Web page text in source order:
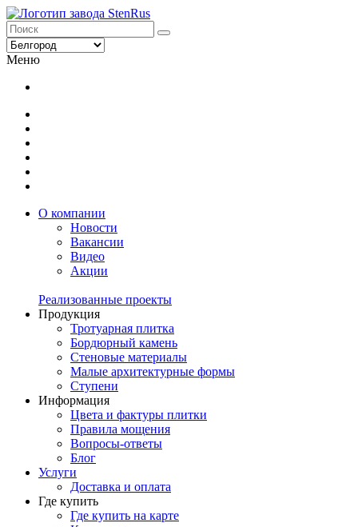
Меню
О компании
Новости
Вакансии
Видео
Акции
Реализованные проекты
Продукция
Тротуарная плитка
Бордюрный камень
Стеновые материалы
Малые архитектурные формы
Ступени
Информация
Цвета и фактуры плитки
Правила мощения
Вопросы-ответы
Блог
Услуги
Доставка и оплата
Где купить
Где купить на карте